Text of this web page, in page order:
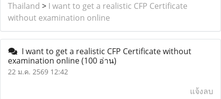
Thailand > I want to get a realistic CFP Certificate
without examination online
I want to get a realistic CFP Certificate without
examination online(100 อ่าน)
22 ม.ค. 2569 12:42
แจ้งลบ